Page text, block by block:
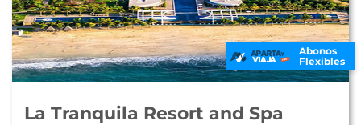
Abonos
Flexibles
La Tranquila Resort and Spa